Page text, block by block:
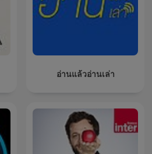
อ่านแล้วอ่านเล่า